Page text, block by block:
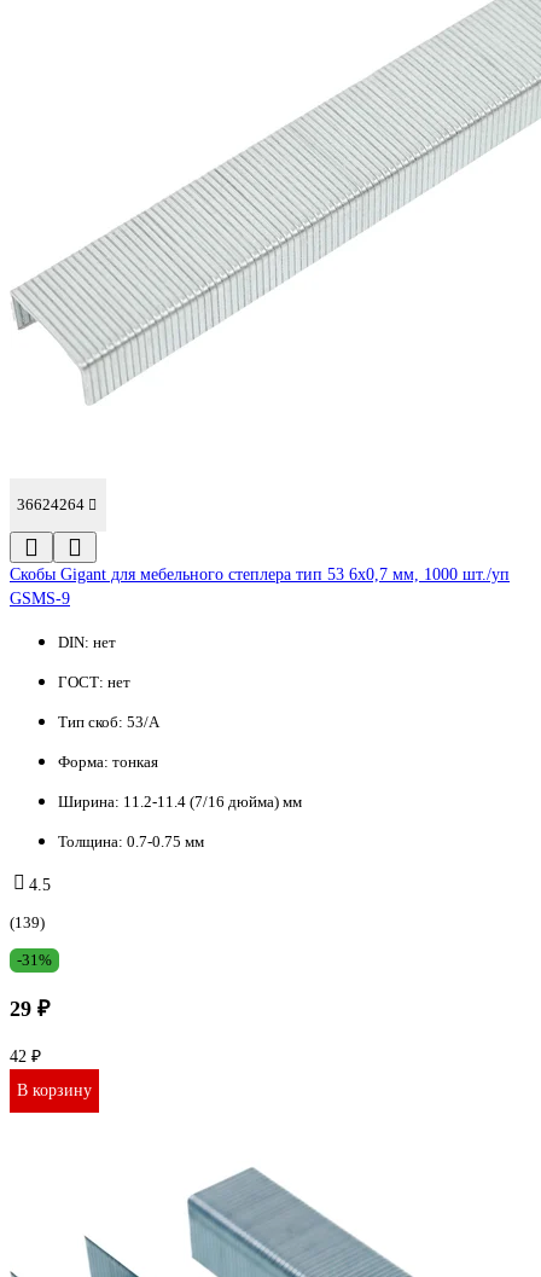
36624264
Cкобы Gigant для мебельного степлера тип 53 6x0,7 мм, 1000 шт./уп
GSMS-9
DIN: нет
ГОСТ: нет
Тип скоб: 53/A
Форма: тонкая
Ширина: 11.2-11.4 (7/16 дюйма) мм
Толщина: 0.7-0.75 мм
4.5
(139)
-31%
29 ₽
42 ₽
В корзину